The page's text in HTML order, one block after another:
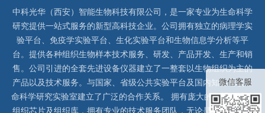
中科光华（西安）智能生物科技有限公司，是一家专业为生命科学
研究提供一站式服务的新型高科技企业。公司拥有独立的病理学实
验平台、免疫学实验平台、生化实验平台和生物信息学分析等平
台。提供各种组织生物样本技术服务、研发、产品开发、生产和销
售。公司引进的全套先进设备仪器建立了一整套以生物组织为主的
产品以及技术服务。与国家、省级公共实验平台及国内知名高校生
命科学研究实验室建立了广泛的合作关系。 拥有庞大的石蜡、冰冻
组织芯片及组织库，拥有专业的技术服务团队，无论是形态病理学
微信客服